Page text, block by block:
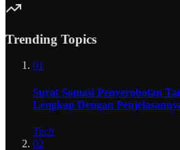
Trending Topics
01
Surat Somasi Penyerobotan
Lengkap Dengan
Tech
02